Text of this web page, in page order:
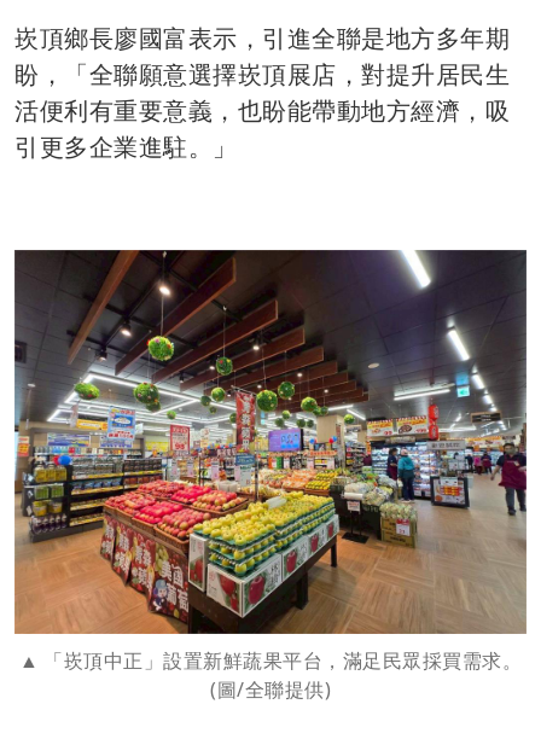
崁頂鄉長廖國富表示，引進全聯是地方多年期
盼，「全聯願意選擇崁頂展店，對提升居民生
活便利有重要意義，也盼能帶動地方經濟，吸
引更多企業進駐。」
「崁頂中正」設置新鮮蔬果平台，滿足民眾採買需求。
(圖/全聯提供)